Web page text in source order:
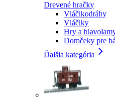
Drevené hračky
Vláčikodráhy
Vláčiky
Hry a
Domčeky pre
Ďalšia kategória